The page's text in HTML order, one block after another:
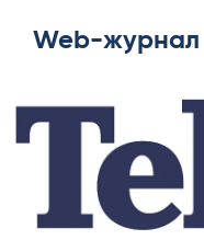
Teollisuusliitto
1 day ago
2027 voi hakea elokuun 2026
aikana. Kulttuuriapurahaa
voivat hakea kaikki
SAK:laisten ammattiliittojen
yksittäiset jäsenet tai
harrastajaryhmät.
Apurahoilla tuetaan
Web-журнал